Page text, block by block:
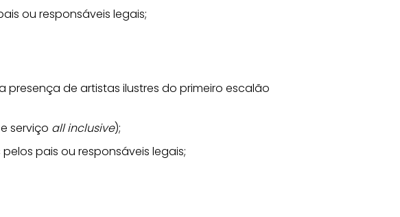
ou responsáveis legais;
presença de artistas ilustres do primeiro escalão
serviço all inclusive);
pais ou responsáveis legais;